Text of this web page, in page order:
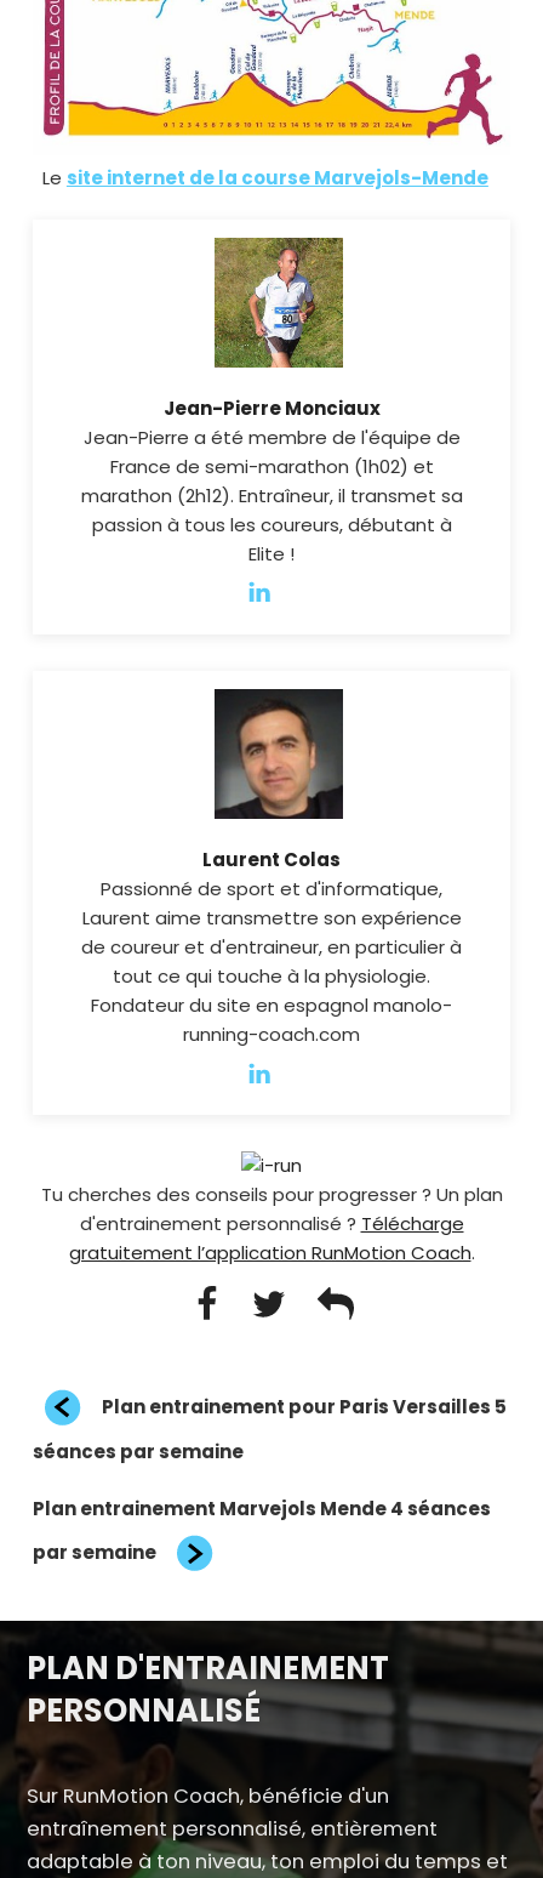
Le site internet de la course Marvejols-Mende
Jean-Pierre Monciaux
Jean-Pierre a été membre de l'équipe de
France de semi-marathon (1h02) et
marathon (2h12). Entraîneur, il transmet sa
passion à tous les coureurs, débutant à
Elite !
Laurent Colas
Passionné de sport et d'informatique,
Laurent aime transmettre son expérience
de coureur et d'entraineur, en particulier à
tout ce qui touche à la physiologie.
Fondateur du site en espagnol manolo-
running-coach.com
Tu cherches des conseils pour progresser ? Un plan
d'entrainement personnalisé ? Télécharge
gratuitement l’application RunMotion Coach.
Navigation
de
l’article
Article
précédent
Plan entrainement pour Paris Versailles 5
séances par semaine
Article
Plan entrainement Marvejols Mende 4 séances
par semaine
PLAN D'ENTRAINEMENT
PERSONNALISÉ
Sur RunMotion Coach, bénéficie d'un
entraînement personnalisé, entièrement
adaptable à ton niveau, ton emploi du temps et